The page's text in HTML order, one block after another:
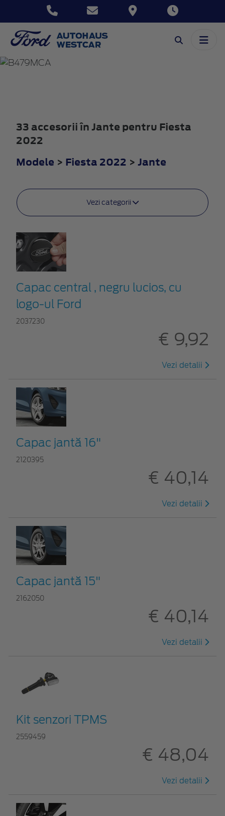
FIESTA
33 accesorii în Jante pentru Fiesta
2022
Modele > Fiesta 2022 > Jante
Vezi categorii
Capac central , negru lucios, cu
logo-ul Ford
2037230
€ 9,92
Vezi detalii
Capac jantă 16"
2120395
€ 40,14
Vezi detalii
Capac jantă 15"
2162050
€ 40,14
Vezi detalii
Kit senzori TPMS
2559459
€ 48,04
Vezi detalii